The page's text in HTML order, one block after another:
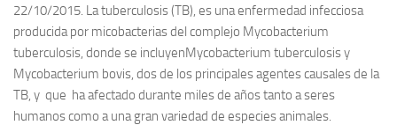
22/10/2015 . La tuberculosis (TB), es una enfermedad infecciosa
producida por micobacterias del complejo Mycobacterium
tuberculosis , donde se incluyenMycobacterium tuberculosisy
Mycobacterium bovis , dos de los principales agentes causales de la
TB, y que ha afectado durante miles de años tanto a seres
humanos como a una gran variedad de especies animales.